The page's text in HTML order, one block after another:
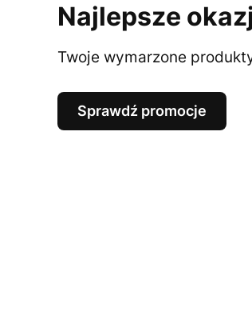
Najlepsze
Twoje wymarzone
Sprawdź promocje